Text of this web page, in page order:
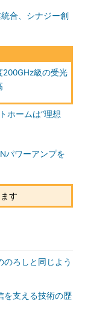
合、シナジー創
200GHz級の受光
ホームは“理想
パワーアンプを
す
ろしと同じよう
を支える技術の歴